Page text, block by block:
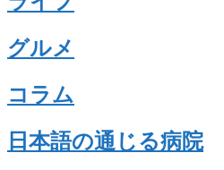
グルメ
コラム
日本語の通じる病院